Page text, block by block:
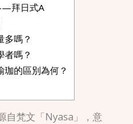
拜日式A
多嗎？
者嗎？
珈的區別為何？
自梵文「Nyasa」，意